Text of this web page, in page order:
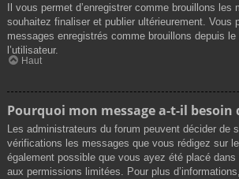
Il vous permet d’enregistrer comme brouillons les
souhaitez finaliser et publier ultérieurement. Vous
messages enregistrés comme brouillons depuis
l’utilisateur.
Haut
Pourquoi mon message a-t-il besoin
Les administrateurs du forum peuvent décider de
vérifications les messages que vous rédigez sur
également possible que vous ayez été placé dans
aux permissions limitées. Pour plus